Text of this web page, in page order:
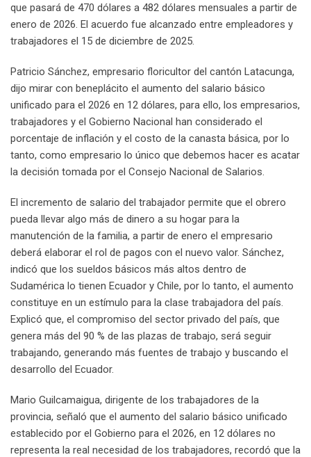
que pasará de 470 dólares a 482 dólares mensuales a partir de
enero de 2026. El acuerdo fue alcanzado entre empleadores y
trabajadores el 15 de diciembre de 2025.
Patricio Sánchez, empresario floricultor del cantón Latacunga,
dijo mirar con beneplácito el aumento del salario básico
unificado para el 2026 en 12 dólares, para ello, los empresarios,
trabajadores y el Gobierno Nacional han considerado el
porcentaje de inflación y el costo de la canasta básica, por lo
tanto, como empresario lo único que debemos hacer es acatar
la decisión tomada por el Consejo Nacional de Salarios.
El incremento de salario del trabajador permite que el obrero
pueda llevar algo más de dinero a su hogar para la
manutención de la familia, a partir de enero el empresario
deberá elaborar el rol de pagos con el nuevo valor. Sánchez,
indicó que los sueldos básicos más altos dentro de
Sudamérica lo tienen Ecuador y Chile, por lo tanto, el aumento
constituye en un estímulo para la clase trabajadora del país.
Explicó que, el compromiso del sector privado del país, que
genera más del 90 % de las plazas de trabajo, será seguir
trabajando, generando más fuentes de trabajo y buscando el
desarrollo del Ecuador.
Mario Guilcamaigua, dirigente de los trabajadores de la
provincia, señaló que el aumento del salario básico unificado
establecido por el Gobierno para el 2026, en 12 dólares no
representa la real necesidad de los trabajadores, recordó que la